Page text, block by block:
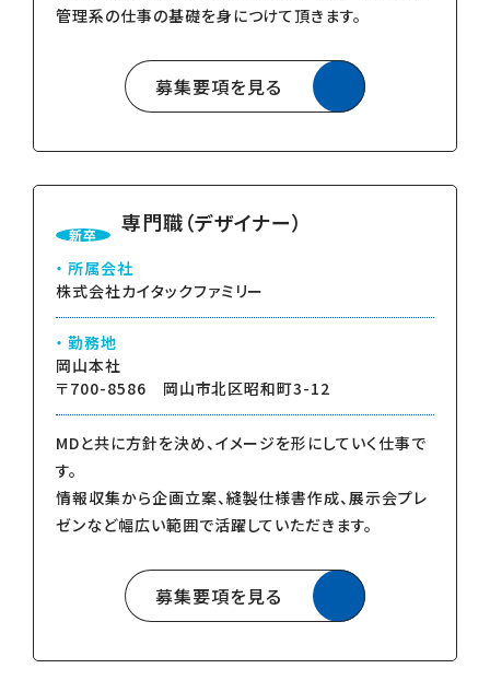
管理系の仕事の基礎を身につけて頂きます。
募集要項を見る
新卒 専門職（デザイナー）
所属会社
株式会社カイタックファミリー
勤務地
岡山本社
〒700-8586 岡山市北区昭和町3-12
MDと共に方針を決め、イメージを形にしていく仕事で
す。
情報収集から企画立案、縫製仕様書作成、展示会プレ
ゼンなど幅広い範囲で活躍していただきます。
募集要項を見る